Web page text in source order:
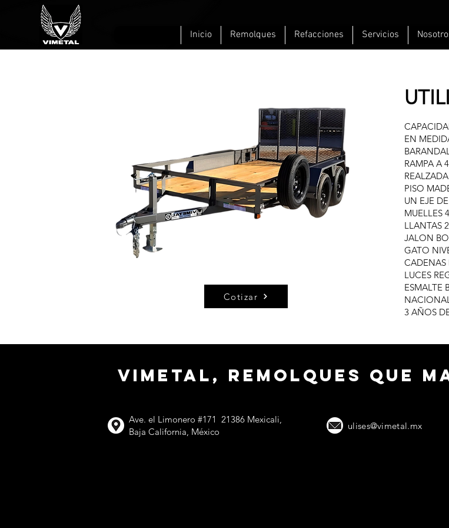
Inicio Remolques Refacciones Servicios
Cotizar
EN
RAMPA A
PISO
UN EJE
MUELLES
LLANTAS
JALON
GATO
LUCES
ESMALTE
3 AÑOS
VIMETAL, remolques que
Ave. el Limonero #171 21386 Mexicali,
Baja California, México
ulises@vimetal.mx